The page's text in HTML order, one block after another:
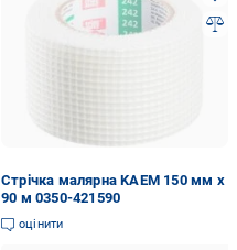
Стрічка малярна KAEM 150 мм x
90 м 0350-421590
оцінити